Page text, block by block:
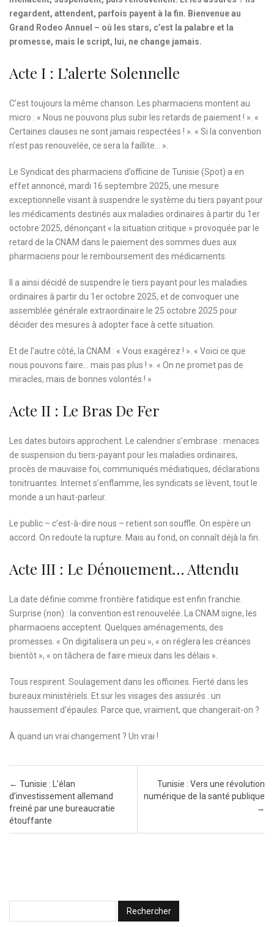
regardent, attendent, parfois payent à la fin. Bienvenue au
Grand Rodeo Annuel – où les stars, c’est la palabre et la
promesse, mais le script, lui, ne change jamais.
Acte I : L’alerte Solennelle
C’est toujours la même chanson. Les pharmaciens montent au
micro : « Nous ne pouvons plus subir les retards de paiement ! ». «
Certaines clauses ne sont jamais respectées ! ». « Si la convention
n’est pas renouvelée, ce sera la faillite… ».
Le Syndicat des pharmaciens d’officine de Tunisie (Spot) a en
effet annoncé, mardi 16 septembre 2025, une mesure
exceptionnelle visant à suspendre le système du tiers payant pour
les médicaments destinés aux maladies ordinaires à partir du 1er
octobre 2025, dénonçant « la situation critique » provoquée par le
retard de la CNAM dans le paiement des sommes dues aux
pharmaciens pour le remboursement des médicaments.
Il a ainsi décidé de suspendre le tiers payant pour les maladies
ordinaires à partir du 1er octobre 2025, et de convoquer une
assemblée générale extraordinaire le 25 octobre 2025 pour
décider des mesures à adopter face à cette situation.
Et de l’autre côté, la CNAM : « Vous exagérez ! ». « Voici ce que
nous pouvons faire… mais pas plus ! ». « On ne promet pas de
miracles, mais de bonnes volontés ! »
Acte II : Le Bras De Fer
Les dates butoirs approchent. Le calendrier s’embrase : menaces
de suspension du tiers-payant pour les maladies ordinaires,
procès de mauvaise foi, communiqués médiatiques, déclarations
tonitruantes. Internet s’enflamme, les syndicats se lèvent, tout le
monde a un haut-parleur.
Le public – c’est-à-dire nous – retient son souffle. On espère un
accord. On redoute la rupture. Mais au fond, on connaît déjà la fin.
Acte III : Le Dénouement… Attendu
La date définie comme frontière fatidique est enfin franchie.
Surprise (non) : la convention est renouvelée. La CNAM signe, les
pharmaciens acceptent. Quelques aménagements, des
promesses. « On digitalisera un peu », « on réglera les créances
bientôt », « on tâchera de faire mieux dans les délais ».
Tous respirent. Soulagement dans les officines. Fierté dans les
bureaux ministériels. Et sur les visages des assurés : un
haussement d’épaules. Parce que, vraiment, que changerait-on ?
À quand un vrai changement ? Un vrai !
Post navigation
← Tunisie : L’élan
d’investissement allemand
freiné par une bureaucratie
étouffante
Tunisie : Vers une révolution
numérique de la santé publique
→